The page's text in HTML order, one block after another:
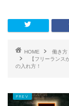
HOME 働き方
【フリーラン
の入れ方！